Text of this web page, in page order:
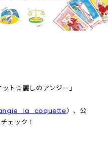
ト☆麗しのアンジー」
）、公
ェック！